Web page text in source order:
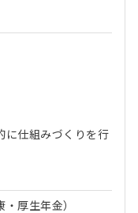
に仕組みづくりを行
厚生年金）